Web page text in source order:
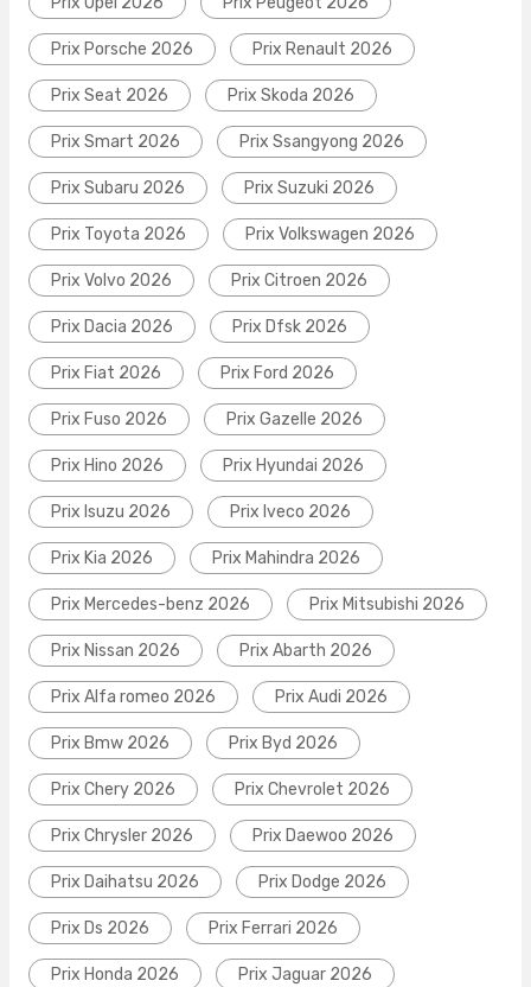
Prix Porsche 2026 Prix Renault 2026
Prix Seat 2026 Prix Skoda 2026
Prix Smart 2026 Prix Ssangyong 2026
Prix Subaru 2026 Prix Suzuki 2026
Prix Toyota 2026 Prix Volkswagen 2026
Prix Volvo 2026 Prix Citroen 2026
Prix Dacia 2026 Prix Dfsk 2026
Prix Fiat 2026 Prix Ford 2026
Prix Fuso 2026 Prix Gazelle 2026
Prix Hino 2026 Prix Hyundai 2026
Prix Isuzu 2026 Prix Iveco 2026
Prix Kia 2026 Prix Mahindra 2026
Prix Mercedes-benz 2026 Prix Mitsubishi 2026
Prix Nissan 2026 Prix Abarth 2026
Prix Alfa romeo 2026 Prix Audi 2026
Prix Bmw 2026 Prix Byd 2026
Prix Chery 2026 Prix Chevrolet 2026
Prix Chrysler 2026 Prix Daewoo 2026
Prix Daihatsu 2026 Prix Dodge 2026
Prix Ds 2026 Prix Ferrari 2026
Prix Honda 2026 Prix Jaguar 2026